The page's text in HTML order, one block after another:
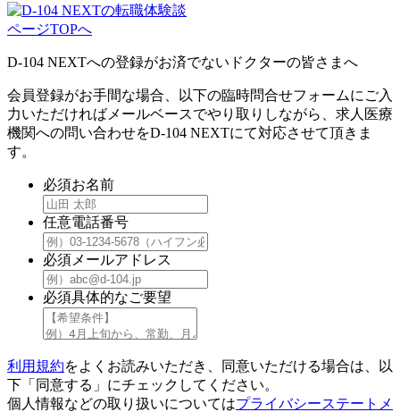
ページTOPへ
D-104 NEXTへの登録がお済でないドクターの皆さまへ
会員登録がお手間な場合、以下の臨時問合せフォームにご入
力いただければメールベースでやり取りしながら、求人医療
機関への問い合わせをD-104 NEXTにて対応させて頂きま
す。
必須お名前
任意電話番号
必須 メールアドレス
必須具体的なご要望
利用規約をよくお読みいただき、同意いただける場合は、以
下「同意する」にチェックしてください。
個人情報などの取り扱いについてはプライバシーステートメ